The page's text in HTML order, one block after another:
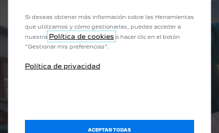
Si deseas obtener más información sobre las Herramientas
que utilizamos y cómo gestionarlas, puedes acceder a
nuestra Política de cookies o hacer clic en el botón
“Gestionar mis preferencias”.
Política de privacidad
ACEPTAR TODAS